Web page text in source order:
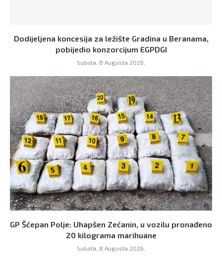
Dodijeljena koncesija za ležište Gradina u Beranama,
pobijedio konzorcijum EGPDGI
Subota, 8 Augusta 2026,
GP Šćepan Polje: Uhapšen Zećanin, u vozilu pronađeno
20 kilograma marihuane
Subota, 8 Augusta 2026,